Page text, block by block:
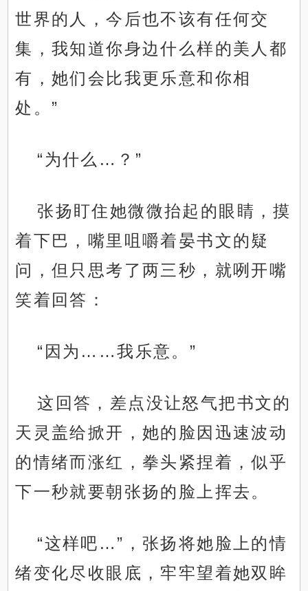
世界的人，今后也不该有任何交
集，我知道你身边什么样的美人都
有，她们会比我更乐意和你相
处。”
“为什么…？”
张扬盯住她微微抬起的眼睛，摸
着下巴，嘴里咀嚼着晏书文的疑
问，但只思考了两三秒，就咧开嘴
笑着回答：
“因为……我乐意。”
这回答，差点没让怒气把书文的
天灵盖给掀开，她的脸因迅速波动
的情绪而涨红，拳头紧捏着，似乎
下一秒就要朝张扬的脸上挥去。
“这样吧…”，张扬将她脸上的情
绪变化尽收眼底，牢牢望着她双眸